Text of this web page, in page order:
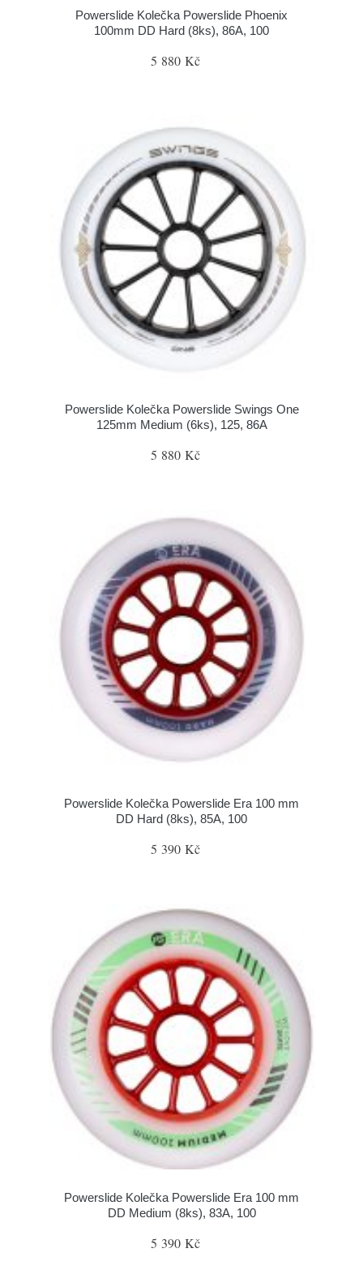
Powerslide Kolečka Powerslide Phoenix
100mm DD Hard (8ks), 86A, 100
5 880 Kč
Powerslide Kolečka Powerslide Swings One
125mm Medium (6ks), 125, 86A
5 880 Kč
Powerslide Kolečka Powerslide Era 100 mm
DD Hard (8ks), 85A, 100
5 390 Kč
Powerslide Kolečka Powerslide Era 100 mm
DD Medium (8ks), 83A, 100
5 390 Kč